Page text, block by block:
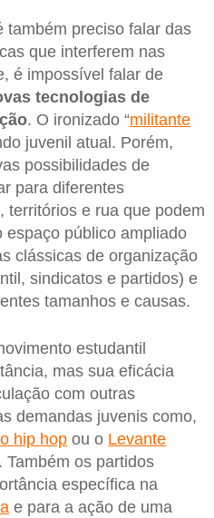
também preciso falar das
que interferem nas
é impossível falar de
tecnologias de
. O ironizado “militante
juvenil atual. Porém,
possibilidades de
para diferentes
territórios e rua que podem
espaço público ampliado
clássicas de organização
sindicatos e partidos) e
tamanhos e causas.
estudantil
mas sua eficácia
com outras
demandas juvenis como,
hip hop ou o Levante
Também os partidos
específica na
e para a ação de uma